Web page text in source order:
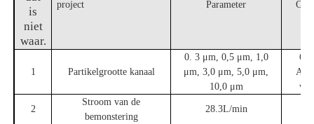
is
niet
waar.
project Parameter
1 Partikelgrootte kanaal
0. 3 μm, 0,5 μm, 1,0
μm, 3,0 μm, 5,0 μm,
10,0 μm
6
2
Stroom van de
bemonstering
28.3L/min